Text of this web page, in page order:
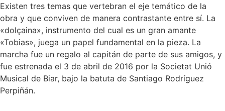
Existen tres temas que vertebran el eje temático de la
obra y que conviven de manera contrastante entre sí. La
«dolçaina», instrumento del cual es un gran amante
«Tobias», juega un papel fundamental en la pieza. La
marcha fue un regalo al capitán de parte de sus amigos, y
fue estrenada el 3 de abril de 2016 por la Societat Unió
Musical de Biar, bajo la batuta de Santiago Rodríguez
Perpiñán.